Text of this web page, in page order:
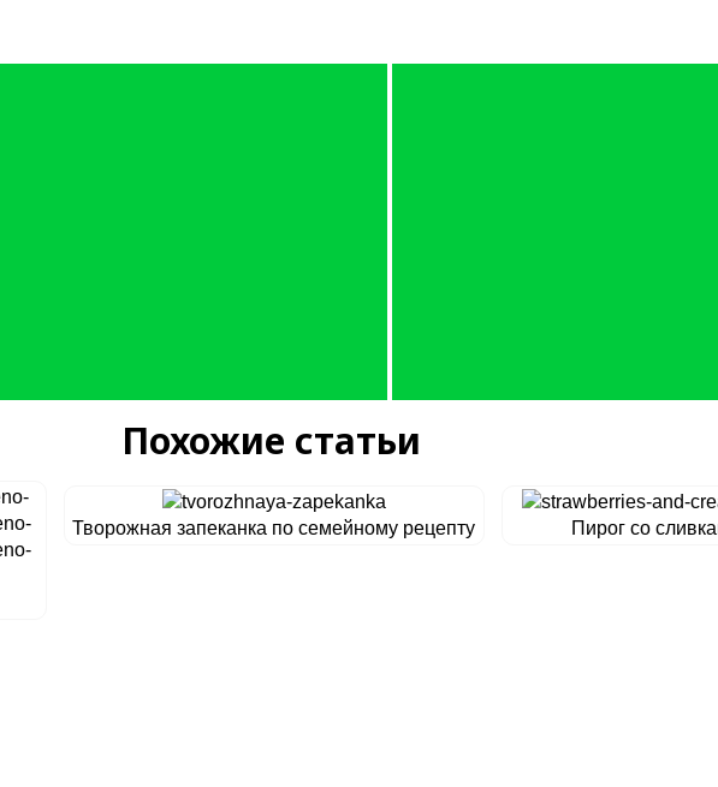
Похожие статьи
Творожная запеканка по семейному рецепту Пирог со